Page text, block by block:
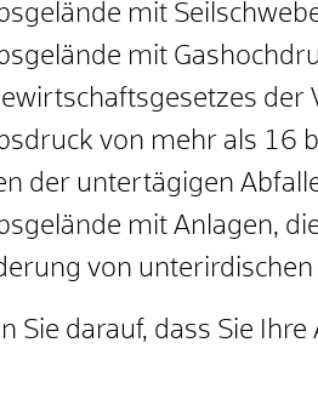
mit
mit
der
von mehr als 16
der untertägigen
mit Anlagen,
von
Sie darauf, dass Sie